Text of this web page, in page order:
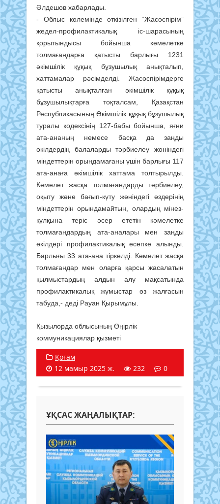
Әлдешов хабарлады.
- Облыс көлемінде өткізілген “Жасөспірім”
жедел-профилактикалық іс-шарасының
қорытындысы бойынша кәмелетке
толмағандарға қатысты барлығы 1231
әкімшілік құқық бұзушылық анықталып,
хаттамалар рәсімделді. Жасөспірімдерге
қатысты анықталған әкімшілік құқық
бұзушылықтарға тоқталсам, Қазақстан
Республикасының Әкімшілік құқық бұзушылық
туралы кодексінің 127-бабы бойынша, яғни
ата-ананың немесе басқа да заңды
өкілдердің балаларды тәрбиелеу жөніндегі
міндеттерін орындамағаны үшін барлығы 117
ата-анаға әкімшілік хаттама толтырылды.
Кәмелет жасқа толмағандарды тәрбиелеу,
оқыту және бағып-күту жөніндегі өздерінің
міндеттерін орындамайтын, олардың мінез-
құлқына теріс әсер ететін кәмелетке
толмағандардың ата-аналары мен заңды
өкілдері профилактикалық есепке алынды.
Барлығы 33 ата-ана тіркелді. Кәмелет жасқа
толмағандар мен оларға қарсы жасалатын
қылмыстардың алдын алу мақсатында
профилактикалық жұмыстар өз жалғасын
табуда,- деді Рауан Қырымұлы.
Қызылорда облысының Өңірлік
коммуникациялар қызметі
Қоғам
12 мамыр 2025 ж.
232 0
ҰҚСАС ЖАҢАЛЫҚТАР: